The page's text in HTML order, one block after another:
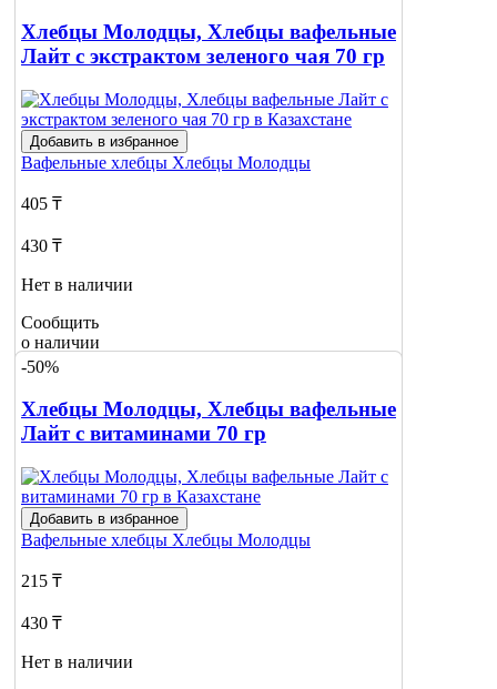
Хлебцы Молодцы, Хлебцы вафельные
Лайт с экстрактом зеленого чая 70 гр
Добавить в избранное
Вафельные хлебцы Хлебцы Молодцы
405 ₸
430 ₸
Нет в наличии
Сообщить
о наличии
-50%
Хлебцы Молодцы, Хлебцы вафельные
Лайт с витаминами 70 гр
Добавить в избранное
Вафельные хлебцы Хлебцы Молодцы
215 ₸
430 ₸
Нет в наличии